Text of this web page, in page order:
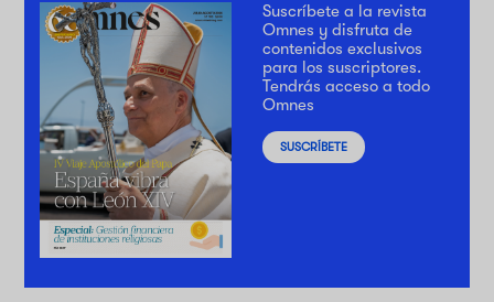
Suscríbete a la revista
Omnes y disfruta de
contenidos exclusivos
para los suscriptores.
Tendrás acceso a todo
Omnes
SUSCRÍBETE